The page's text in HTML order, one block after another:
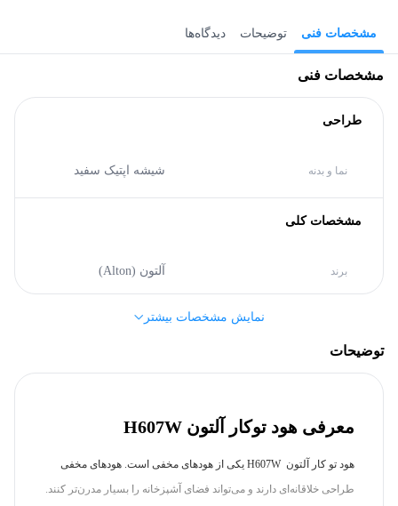
مشخصات فنی توضیحات دیدگاه‌ها
مشخصات فنی
طراحی
نما و بدنه شیشه اپتیک سفید
مشخصات کلی
برند آلتون (Alton)
700 - 900 مترمکعب
آلومینیوم ضد زنگ با طول
نمایش مشخصات بیشتر
توضیحات
معرفی هود توکار آلتون H607W
هود تو کار آلتون H607W یکی از هودهای مخفی است. هودهای مخفی
طراحی خلاقانه‌ای دارند و می‌تواند فضای آشپزخانه‌ را بسیار مدرن‌تر کنند.